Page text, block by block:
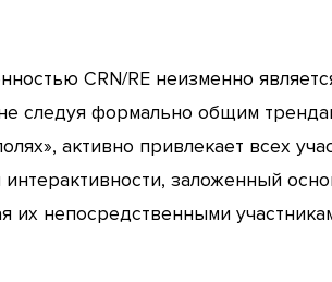
CRN/RE неизменно
следуя формально общим
активно привлекает всех
заложенный
их непосредственными